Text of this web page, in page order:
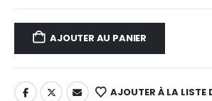
AJOUTER AU PANIER
AJOUTER À LA LISTE